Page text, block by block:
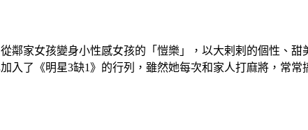
鄰家女孩變身小性感女孩的「愷樂」，以大剌剌的個性、
入了《明星3缺1》的行列，雖然她每次和家人打麻將，常